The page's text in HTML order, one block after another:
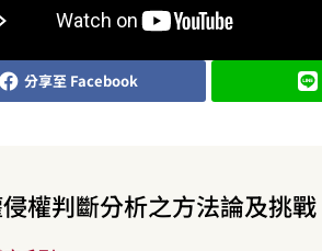
分享至 Facebook
權判斷分析之方法論及挑戰